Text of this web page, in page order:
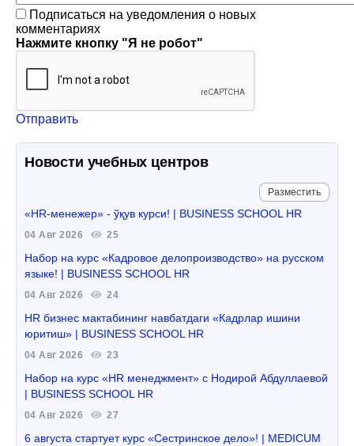
Подписаться на уведомления о новых
комментариях
Нажмите кнопку "Я не робот"
Отправить
Новости учебных центров
Разместить
«HR-менежер» - ўқув курси! | BUSINESS SCHOOL HR
04 Авг 2026 25
Набор на курс «Кадровое делопроизводство» на русском
языке! | BUSINESS SCHOOL HR
04 Авг 2026 24
HR бизнес мактабининг навбатдаги «Кадрлар ишини
юритиш» | BUSINESS SCHOOL HR
04 Авг 2026 23
Набор на курс «HR менеджмент» с Нодирой Абдуллаевой
| BUSINESS SCHOOL HR
04 Авг 2026 27
6 августа стартует курс «Сестринское дело»! | MEDICUM